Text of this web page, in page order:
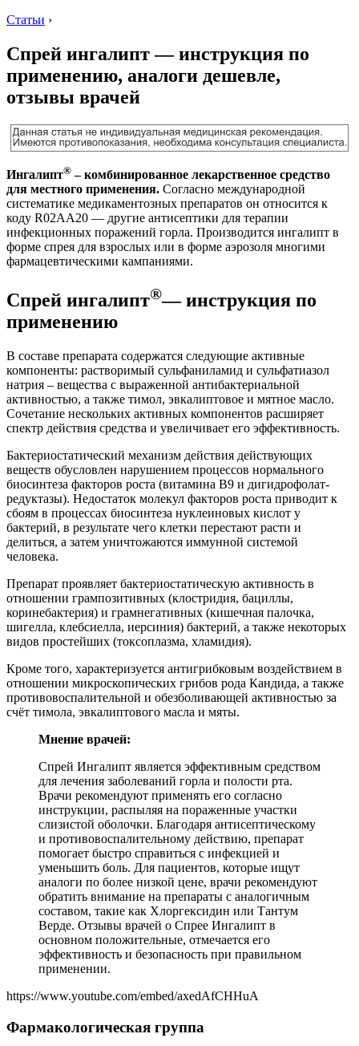
Статьи ›
Спрей ингалипт — инструкция по
применению, аналоги дешевле,
отзывы врачей
Ингалипт® – комбинированное лекарственное средство
для местного применения. Согласно международной
систематике медикаментозных препаратов он относится к
коду R02AA20 — другие антисептики для терапии
инфекционных поражений горла. Производится ингалипт в
форме спрея для взрослых или в форме аэрозоля многими
фармацевтическими кампаниями.
Спрей ингалипт®— инструкция по
применению
В составе препарата содержатся следующие активные
компоненты: растворимый сульфаниламид и сульфатиазол
натрия – вещества с выраженной антибактериальной
активностью, а также тимол, эвкалиптовое и мятное масло.
Сочетание нескольких активных компонентов расширяет
спектр действия средства и увеличивает его эффективность.
Бактериостатический механизм действия действующих
веществ обусловлен нарушением процессов нормального
биосинтеза факторов роста (витамина В9 и дигидрофолат-
редуктазы). Недостаток молекул факторов роста приводит к
сбоям в процессах биосинтеза нуклеиновых кислот у
бактерий, в результате чего клетки перестают расти и
делиться, а затем уничтожаются иммунной системой
человека.
Препарат проявляет бактериостатическую активность в
отношении грампозитивных (клостридия, бациллы,
коринебактерия) и грамнегативных (кишечная палочка,
шигелла, клебсиелла, иерсиния) бактерий, а также некоторых
видов простейших (токсоплазма, хламидия).
Кроме того, характеризуется антигрибковым воздействием в
отношении микроскопических грибов рода Кандида, а также
противовоспалительной и обезболивающей активностью за
счёт тимола, эвкалиптового масла и мяты.
Мнение врачей:
Спрей Ингалипт является эффективным средством
для лечения заболеваний горла и полости рта.
Врачи рекомендуют применять его согласно
инструкции, распыляя на пораженные участки
слизистой оболочки. Благодаря антисептическому
и противовоспалительному действию, препарат
помогает быстро справиться с инфекцией и
уменьшить боль. Для пациентов, которые ищут
аналоги по более низкой цене, врачи рекомендуют
обратить внимание на препараты с аналогичным
составом, такие как Хлоргексидин или Тантум
Верде. Отзывы врачей о Спрее Ингалипт в
основном положительные, отмечается его
эффективность и безопасность при правильном
применении.
https://www.youtube.com/embed/axedAfCHHuA
Фармакологическая группа